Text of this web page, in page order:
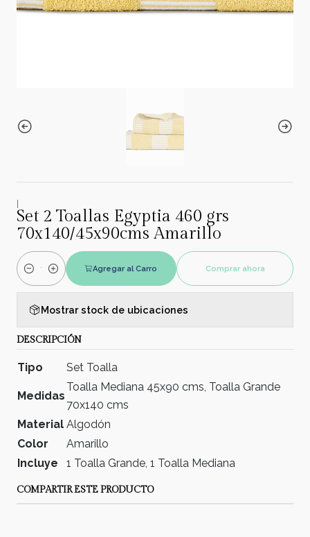
|
Set 2 Toallas Egyptia 460 grs
70x140/45x90cms Amarillo
Cantidad
Agregar al Carro Comprar ahora
Mostrar stock de ubicaciones
DESCRIPCIÓN
Tipo Set Toalla
Medidas
Toalla Mediana 45x90 cms, Toalla Grande
70x140 cms
Material Algodón
Color
Amarillo
Incluye
1 Toalla Grande, 1 Toalla Mediana
COMPARTIR ESTE PRODUCTO